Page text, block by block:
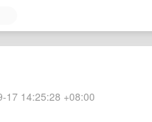
17 14:25:28 +08:00